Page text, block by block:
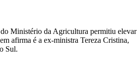
Ministério da Agricultura permitiu elevar
afirma é a ex-ministra Tereza Cristina,
Sul.